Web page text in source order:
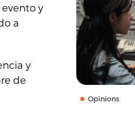
y
a
y
de
Opinions